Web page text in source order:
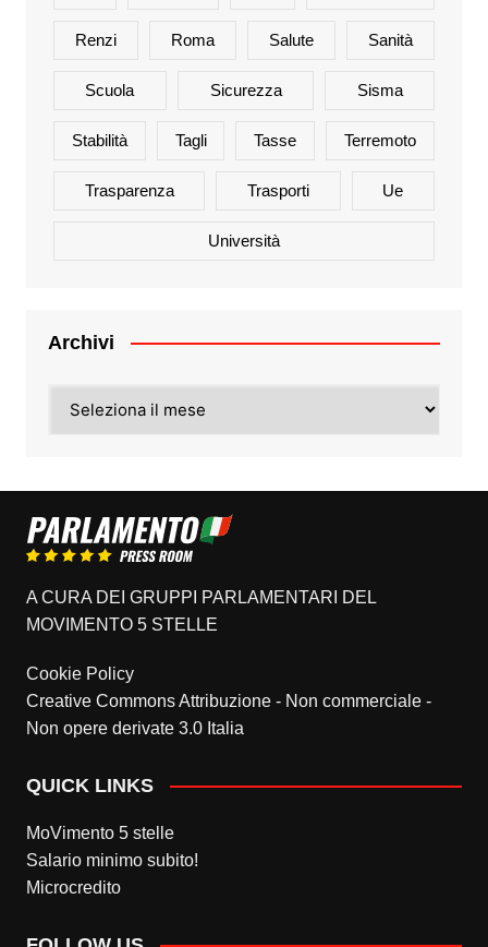
Renzi Roma Salute Sanità
Scuola Sicurezza Sisma
Stabilità Tagli Tasse Terremoto
Trasparenza Trasporti Ue
Università
Archivi
A CURA DEI GRUPPI PARLAMENTARI DEL
MOVIMENTO 5 STELLE
Cookie Policy
Creative Commons Attribuzione - Non commerciale -
Non opere derivate 3.0 Italia
QUICK LINKS
MoVimento 5 stelle
Salario minimo subito!
Microcredito